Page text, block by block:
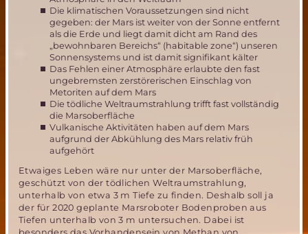
Die klimatischen Voraussetzungen sind nicht
gegeben: der Mars ist weiter von der Sonne entfernt
als die Erde und liegt damit dicht am Rand des
„bewohnbaren Bereichs“ (habitable zone“) unseren
Sonnensystems und ist damit signifikant kälter
Das Fehlen einer Atmosphäre erlaubte den fast
ungebremsten zerstörerischen Einschlag von
Metoriten auf dem Mars
Die tödliche Weltraumstrahlung trifft fast vollständig
die Marsoberfläche
Vulkanische Aktivitäten haben auf dem Mars
aufgrund der Abkühlung des Mars relativ früh
aufgehört
Etwaiges Leben wäre nur unter der Marsoberfläche,
geschützt von der tödlichen Weltraumstrahlung,
unterhalb von etwa 3 m Tiefe zu finden. Deshalb soll ja
der für 2020 geplante Marsroboter Bodenproben aus
Tiefen unterhalb von 3 m untersuchen. Dabei ist